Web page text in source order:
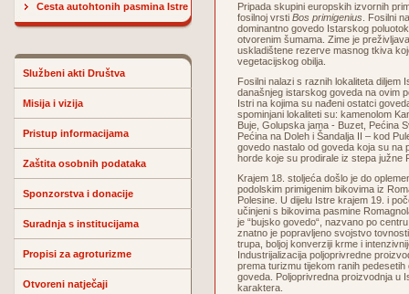
Cesta autohtonih pasmina Istre
Službeni akti Društva
Misija i vizija
Pristup informacijama
Zaštita osobnih podataka
Sponzorstva i donacije
Suradnja s institucijama
Propisi za agroturizme
Otvoreni natječaji
Pripada skupini europskih izvornih
fosilnoj vrsti Bos primigenius . Fosilni
dominantno govedo Istarskog
otvorenim šumama. Zime je
uskladištene rezerve masnog tkiva
vegetacijskog obilja.
Fosilni nalazi s raznih lokaliteta
današnjeg istarskog goveda na ovim
Istri na kojima su nađeni ostatci
spominjani lokaliteti su: kamenolom
Buje, Golupska jama - Buzet, Pećina
Pećina na Doleh i Šandalja II – kod
govedo nastalo od goveda koja su na
horde koje su prodirale iz stepa južne
Krajem 18. stoljeća došlo je do
podolskim primigenim bikovima iz
Polesine. U dijelu Istre krajem 19. i
učinjeni s bikovima pasmine
je “bujsko govedo“, nazvano po
znatno je popravljeno svojstvo
trupa, boljoj konverziji krme i
Industrijalizacija poljoprivredne
prema turizmu tijekom ranih
goveda. Poljoprivredna proizvodnja u
karaktera.